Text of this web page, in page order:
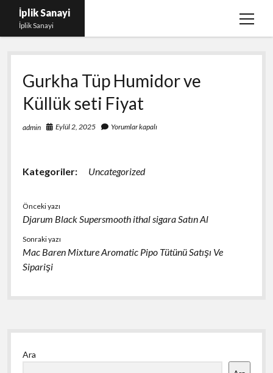
İplik Sanayi
İplik Sanayi
menüyü
Facebook Beğeni Arttırma Bedava
Igtv Yorum Çoğaltma Şifresiz
Instagram Beğeni Satın Al Türk
Linkedin Beğeni Atma Parasız
Sayfa Listesi
Gurkha Tüp Humidor ve
Küllük seti Fiyat
admin Eylül 2, 2025 Yorumlar kapalı
Kategoriler: Uncategorized
Önceki yazı
Djarum Black Supersmooth ithal sigara Satın Al
Sonraki yazı
Mac Baren Mixture Aromatic Pipo Tütünü Satışı Ve
Siparişi
Yan
Menü
Ara